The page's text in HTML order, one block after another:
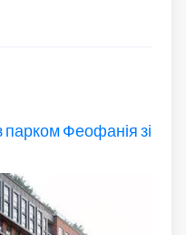
парком Феофанія зі